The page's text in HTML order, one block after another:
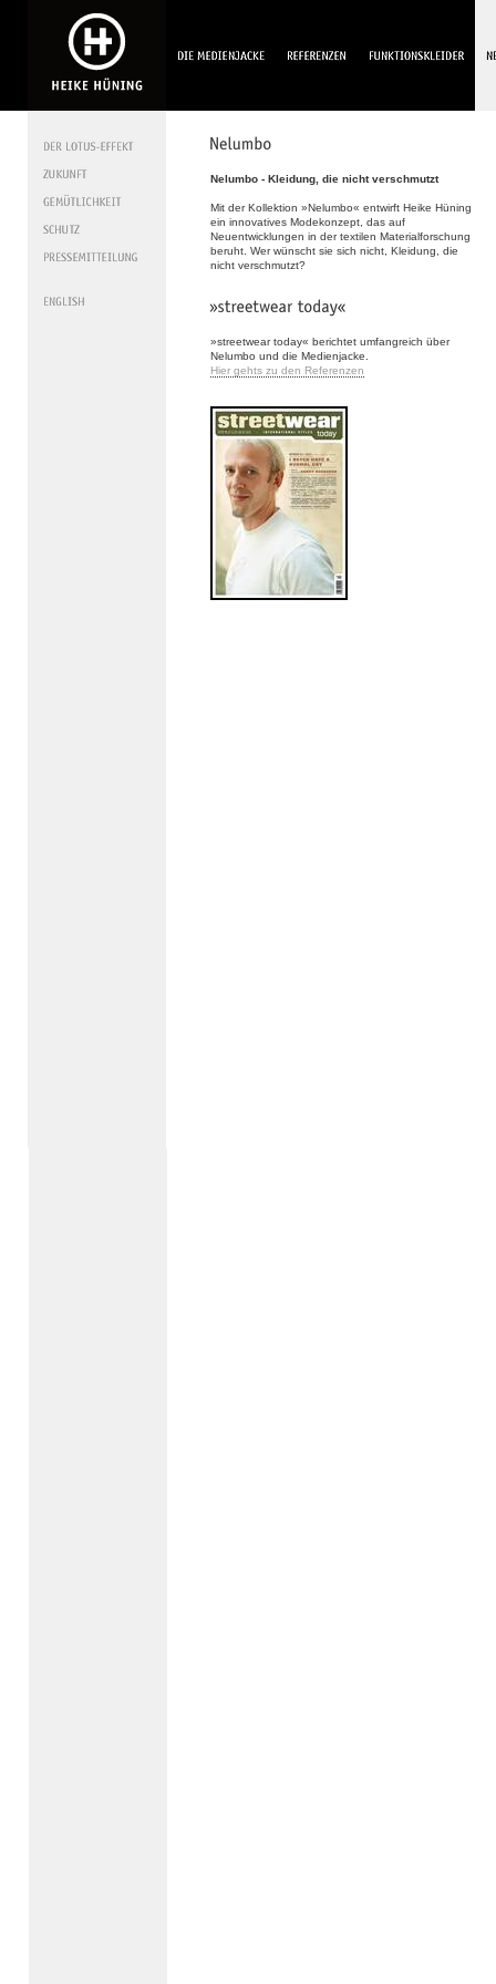
Nelumbo - Kleidung, die nicht verschmutzt
Mit der Kollektion »Nelumbo« entwirft Heike Hüning
ein innovatives Modekonzept, das auf
Neuentwicklungen in der textilen Materialforschung
beruht. Wer wünscht sie sich nicht, Kleidung, die
nicht verschmutzt?
»streetwear today« berichtet umfangreich über
Nelumbo und die Medienjacke.
Hier gehts zu den Referenzen